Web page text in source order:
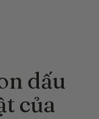
dấu
của